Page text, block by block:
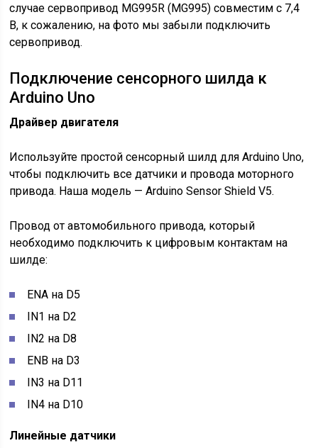
случае сервопривод MG995R (MG995) совместим с 7,4
В, к сожалению, на фото мы забыли подключить
сервопривод.
Подключение сенсорного шилда к
Arduino Uno
Драйвер двигателя
Используйте простой сенсорный шилд для Arduino Uno,
чтобы подключить все датчики и провода моторного
привода. Наша модель — Arduino Sensor Shield V5.
Провод от автомобильного привода, который
необходимо подключить к цифровым контактам на
шилде:
ENA на D5
IN1 на D2
IN2 на D8
ENB на D3
IN3 на D11
IN4 на D10
Линейные датчики